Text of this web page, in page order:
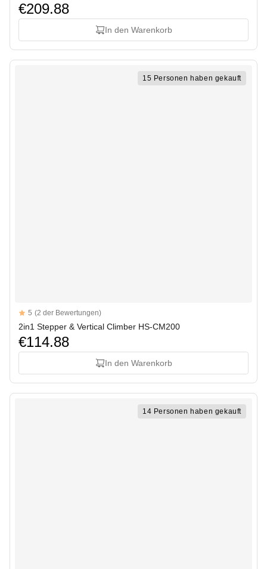
€209.88
In den Warenkorb
15 Personen haben gekauft
Reviews
5 out of 5 stars
5 (2 der Bewertungen)
2in1 Stepper & Vertical Climber HS-CM200
€114.88
In den Warenkorb
14 Personen haben gekauft